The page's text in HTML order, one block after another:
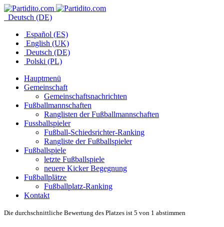
Deutsch (DE)
Español (ES)
English (UK)
Deutsch (DE)
Polski (PL)
Hauptmenü
Gemeinschaft
Gemeinschaftsnachrichten
Fußballmannschaften
Ranglisten der Fußballmannschaften
Fussballspieler
Fußball-Schiedsrichter-Ranking
Rangliste der Fußballspieler
Fußballspiele
letzte Fußballspiele
neuere Kicker Begegnung
Fußballplätze
Fußballplatz-Ranking
Kontakt
Die durchschnittliche Bewertung des Platzes ist 5 von 1 abstimmen